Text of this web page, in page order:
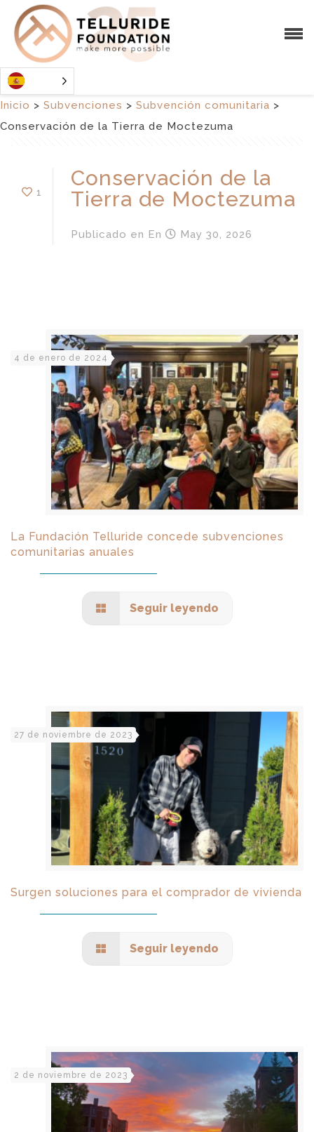
Inicio > Subvenciones > Subvención comunitaria >
Conservación de la Tierra de Moctezuma
1
Conservación de la
Tierra de Moctezuma
Publicado en En May 30, 2026
4 de enero de 2024
La Fundación Telluride concede subvenciones
comunitarias anuales
Seguir leyendo
27 de noviembre de 2023
Surgen soluciones para el comprador de vivienda
Seguir leyendo
2 de noviembre de 2023